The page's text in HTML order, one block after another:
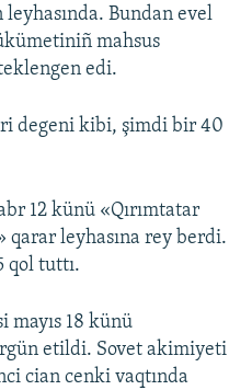
Bundan evel
mahsus
edi.
degeni kibi, şimdi bir 40
12 künü «Qırımtatar
qarar leyhasına rey berdi.
qol tuttı.
mayıs 18 künü
etildi. Sovet akimiyeti
cian cenki vaqtında